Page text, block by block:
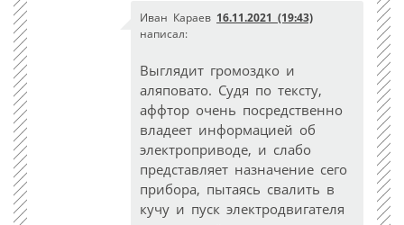
Иван Караев 16.11.2021 (19:43)
написал:
Выглядит громоздко и
аляповато. Судя по тексту,
аффтор очень посредственно
владеет информацией об
электроприводе, и слабо
представляет назначение сего
прибора, пытаясь свалить в
кучу и пуск электродвигателя